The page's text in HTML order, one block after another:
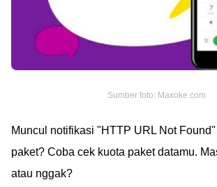
Sumber foto: Maxoke.com
Muncul notifikasi "HTTP URL Not
paket? Coba cek kuota paket datamu.
atau nggak?